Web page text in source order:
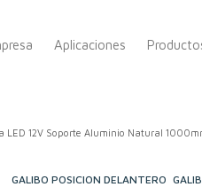
Aplicaciones
12V Soporte Aluminio Natural
GÁLIBO POSICIÓN DELANTERO ,